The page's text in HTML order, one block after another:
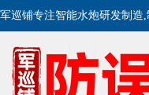
军巡铺专注智能水炮研发制造